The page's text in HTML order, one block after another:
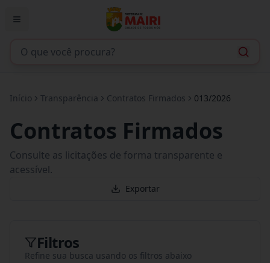
Início Transparência Contratos Firmados 013/2026
Contratos Firmados
Consulte as licitações de forma transparente e
acessível.
Exportar
Filtros
Refine sua busca usando os filtros abaixo